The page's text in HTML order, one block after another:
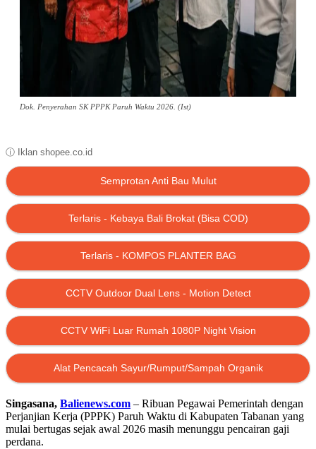
Dok. Penyerahan SK PPPK Paruh Waktu 2026. (Ist)
ⓘ Iklan shopee.co.id
Semprotan Anti Bau Mulut
Terlaris - Kebaya Bali Brokat (Bisa COD)
Terlaris - KOMPOS PLANTER BAG
CCTV Outdoor Dual Lens - Motion Detect
CCTV WiFi Luar Rumah 1080P Night Vision
Alat Pencacah Sayur/Rumput/Sampah Organik
Singasana, Balienews.com – Ribuan Pegawai Pemerintah dengan
Perjanjian Kerja (PPPK) Paruh Waktu di Kabupaten Tabanan yang
mulai bertugas sejak awal 2026 masih menunggu pencairan gaji
perdana.